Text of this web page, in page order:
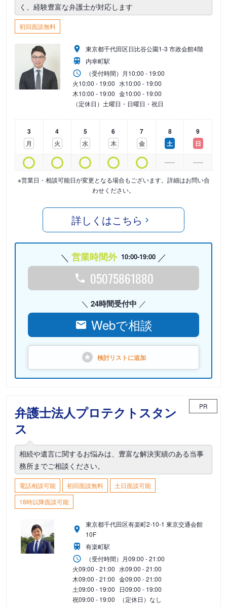
く、経験豊富な弁護士が対応します
初回面談無料
東京都千代田区日比谷公園1-3 市政会館4階
内幸町駅
（受付時間） 月10:00 - 19:00
火10:00 - 19:00 水10:00 - 19:00
木10:00 - 19:00 金10:00 - 19:00
（定休日）土曜日・日曜日・祝日
3
月
4
火
5
水
6
木
7
金
8
土
9
日
※営業日・相談可能日が変更となる場合もございます。詳細はお問い合
わせください。
詳しくはこちら
営業時間外 10:00-19:00
05075861880
24時間受付中
Webで相談
検討リストに追加
弁護士法人プロテクトスタン
ス
PR
相続や遺言に関するお悩みは、豊富な解決実績のある当事
務所までご相談ください。
電話相談可能 初回面談無料
土日面談可能
18時以降面談可能
東京都千代田区有楽町2-10-1 東京交通会館
10F
有楽町駅
（受付時間） 月09:00 - 21:00
火09:00 - 21:00 水09:00 - 21:00
木09:00 - 21:00 金09:00 - 21:00
土09:00 - 19:00 日09:00 - 19:00
祝09:00 - 19:00 （定休日）なし